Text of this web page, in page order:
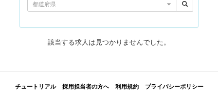
都道府県
該当する求人は見つかりませんでした。
チュートリアル 採用担当者の方へ 利用規約 プライバシーポリシー